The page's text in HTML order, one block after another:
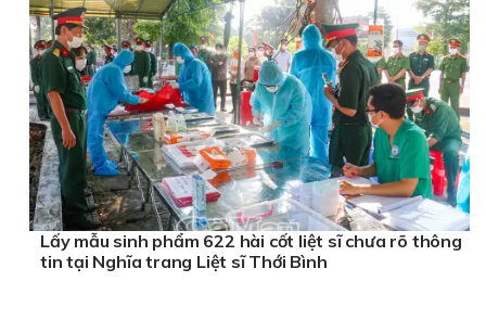
Lấy mẫu sinh phẩm 622 hài cốt liệt sĩ chưa rõ thông
tin tại Nghĩa trang Liệt sĩ Thới Bình